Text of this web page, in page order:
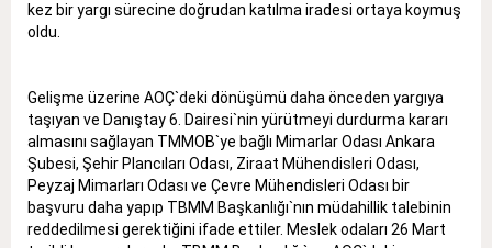
kez bir yargı sürecine doğrudan katılma iradesi ortaya koymuş
oldu.
Gelişme üzerine AOÇ`deki dönüşümü daha önceden yargıya
taşıyan ve Danıştay 6. Dairesi`nin yürütmeyi durdurma kararı
almasını sağlayan TMMOB`ye bağlı Mimarlar Odası Ankara
Şubesi, Şehir Plancıları Odası, Ziraat Mühendisleri Odası,
Peyzaj Mimarları Odası ve Çevre Mühendisleri Odası bir
başvuru daha yapıp TBMM Başkanlığı`nın müdahillik talebinin
reddedilmesi gerektiğini ifade ettiler. Meslek odaları 26 Mart